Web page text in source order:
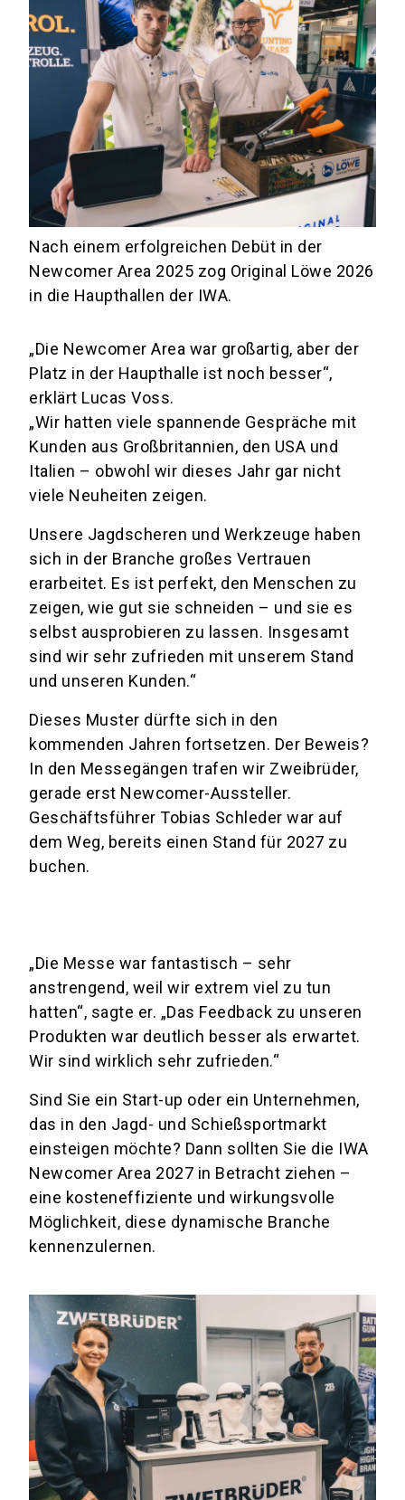
Nach einem erfolgreichen Debüt in der
Newcomer Area 2025 zog Original Löwe 2026
in die Haupthallen der IWA.
„Die Newcomer Area war großartig, aber der
Platz in der Haupthalle ist noch besser“,
erklärt Lucas Voss.
„Wir hatten viele spannende Gespräche mit
Kunden aus Großbritannien, den USA und
Italien – obwohl wir dieses Jahr gar nicht
viele Neuheiten zeigen.
Unsere Jagdscheren und Werkzeuge haben
sich in der Branche großes Vertrauen
erarbeitet. Es ist perfekt, den Menschen zu
zeigen, wie gut sie schneiden – und sie es
selbst ausprobieren zu lassen. Insgesamt
sind wir sehr zufrieden mit unserem Stand
und unseren Kunden.“
Dieses Muster dürfte sich in den
kommenden Jahren fortsetzen. Der Beweis?
In den Messegängen trafen wir Zweibrüder,
gerade erst Newcomer-Aussteller.
Geschäftsführer Tobias Schleder war auf
dem Weg, bereits einen Stand für 2027 zu
buchen.
„Die Messe war fantastisch – sehr
anstrengend, weil wir extrem viel zu tun
hatten“, sagte er. „Das Feedback zu unseren
Produkten war deutlich besser als erwartet.
Wir sind wirklich sehr zufrieden.“
Sind Sie ein Start-up oder ein Unternehmen,
das in den Jagd- und Schießsportmarkt
einsteigen möchte? Dann sollten Sie die IWA
Newcomer Area 2027 in Betracht ziehen –
eine kosteneffiziente und wirkungsvolle
Möglichkeit, diese dynamische Branche
kennenzulernen.